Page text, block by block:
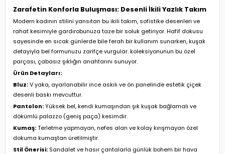
Zarafetin Konforla Buluşması: Desenli İkili Yazlık Takım
Modern kadının stilini yansıtan bu ikili takım, sofistike desenleri ve
rahat kesimiyle gardırobunuza taze bir soluk getiriyor. Hafif dokusu
sayesinde en sıcak günlerde bile ferah bir kullanım sunarken, kuşak
detayıyla bel formunuzu zarifçe vurgular. koleksiyonunun bu özel
parçası, çabasız şıklığın anahtarını sunuyor.
Ürün Detayları:
Bluz:V yaka, ayarlanabilir ince askılı ve ön panelinde estetik çiçek
desenli baskı mevcuttur.
Pantolon:Yüksek bel, kendi kumaşından şık kuşak bağlamalı ve
dökümlü palazzo (geniş paça) kesimdir.
Kumaş:Terletme yapmayan, nefes alan ve kolay kırışmayan özel
dokuma kumaştan üretilmiştir.
Stil Önerisi: Sandalet ve hasır çantalarla günlük bohem bir hava